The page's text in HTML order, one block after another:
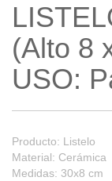
(Alto 8
USO:
Producto: Listelo
Material: Cerámica
Medidas: 30x8 cm